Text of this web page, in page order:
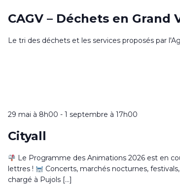
CAGV – Déchets en Grand
Le tri des déchets et les services proposés par
29 mai à 8h00 - 1 septembre à 17h00
Cityall
Le Programme des Animations 2026 est en
lettres !
Concerts, marchés nocturnes,
chargé à Pujols […]